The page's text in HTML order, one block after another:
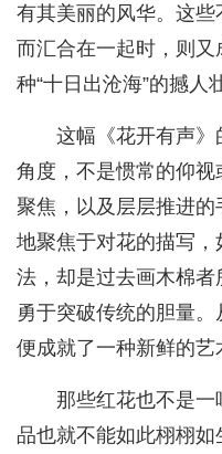
有其美丽的风华。这些
而汇合在一起时，则
种“十日出沧海”的撼人
这幅《花开有声
角度，不是惯常的仰
聚焦，以及层层推进
地聚焦于对花的描写
法，却是过去画木棉
勇于突破传统的胆量。
便成就了一种新鲜的艺
那些红花也不是
品也就不能如此栩栩